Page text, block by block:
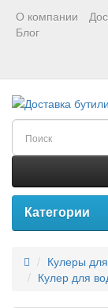
О компании
Блог
Категории
Кулеры
Кулер для